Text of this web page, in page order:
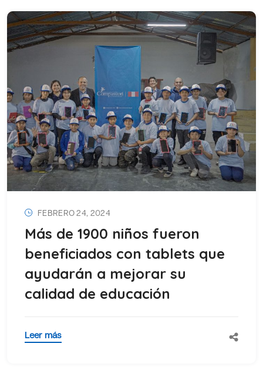
FEBRERO 24, 2024
Más de 1900 niños fueron
beneficiados con tablets que
ayudarán a mejorar su
calidad de educación
Leer más